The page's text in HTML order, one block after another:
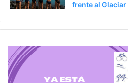
frente al